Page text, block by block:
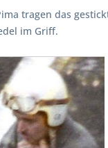
tragen das
im Griff.